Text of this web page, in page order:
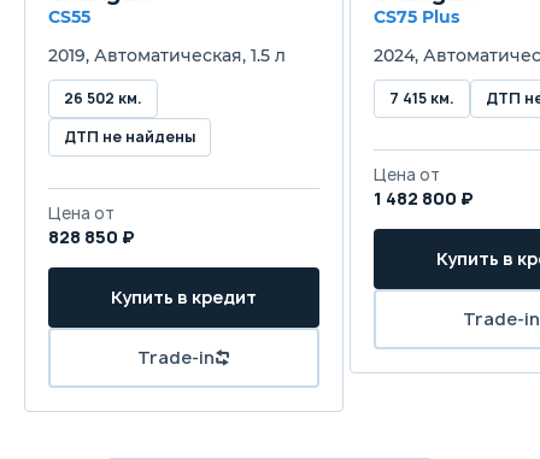
Привод
Передний
Передняя подвеска
Независимая, типа McPherson, с
Задняя подвеска
Полузависимая с торсионной балкой, с
Передние тормоза
Дисковые вентилируемые
Задние тормоза
CS55
2019, Автоматическая, 1.5 л
26 502 км.
ДТП не найдены
Цена от
828 850 ₽
Купить в кредит
Trade-in
CS75 Plus
2024,
7 415 км. ДТП
Цена от
1 482 800 ₽
Купить в
Trade-in